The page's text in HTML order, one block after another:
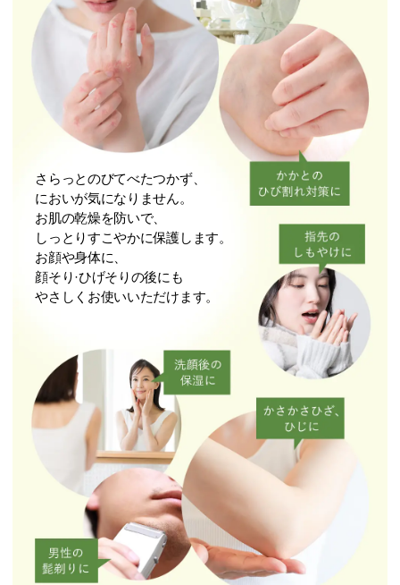
さらっとのびてべたつかず、
においが気になりません。
お肌の乾燥を防いで、
しっとりすこやかに保護します。
お顔や⾝体に、
顔そり·ひげそりの後にも
やさしくお使いいただけます。